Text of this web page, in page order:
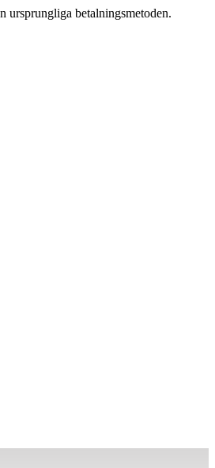
ursprungliga betalningsmetoden.